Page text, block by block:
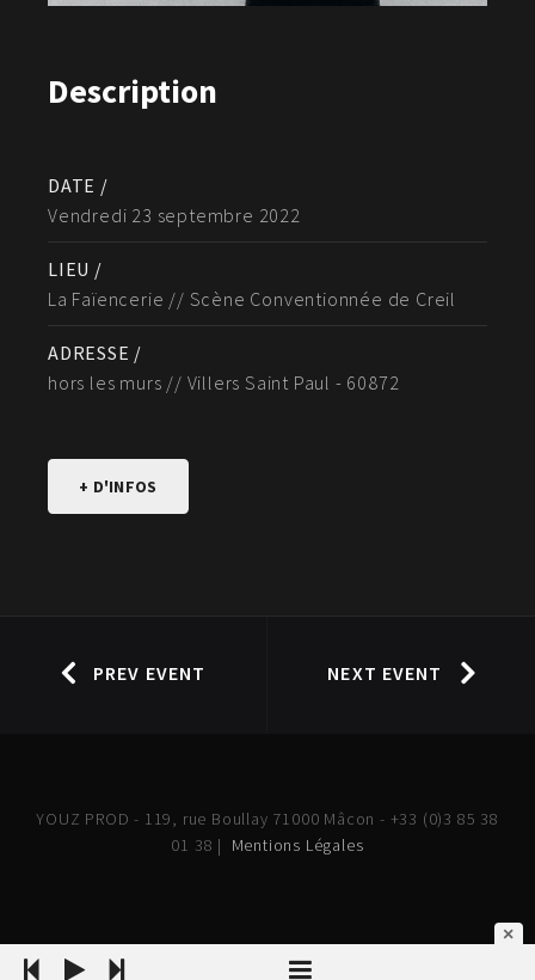
Description
DATE /
Vendredi 23 septembre 2022
LIEU /
La Faïencerie // Scène Conventionnée de Creil
ADRESSE /
hors les murs // Villers Saint Paul - 60872
+ D'INFOS
PREV EVENT NEXT EVENT
YOUZ PROD - 119, rue Boullay 71000 Mâcon - +33 (0)3 85 38
01 38 | Mentions Légales